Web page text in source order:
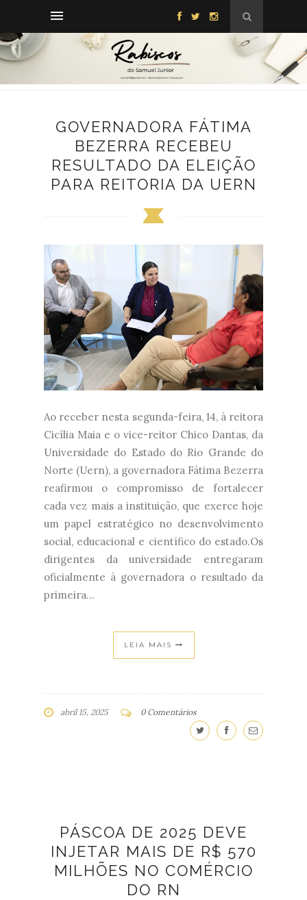
GOVERNADORA FÁTIMA
BEZERRA RECEBEU
RESULTADO DA ELEIÇÃO
PARA REITORIA DA UERN
Ao receber nesta segunda-feira, 14, à reitora
Cicília Maia e o vice-reitor Chico Dantas, da
Universidade do Estado do Rio Grande do
Norte (Uern), a governadora Fátima Bezerra
reafirmou o compromisso de fortalecer
cada vez mais a instituição, que exerce hoje
um papel estratégico no desenvolvimento
social, educacional e científico do estado.Os
dirigentes da universidade entregaram
oficialmente à governadora o resultado da
primeira...
LEIA MAIS
abril 15, 2025 0 Comentários
PÁSCOA DE 2025 DEVE
INJETAR MAIS DE R$ 570
MILHÕES NO COMÉRCIO
DO RN